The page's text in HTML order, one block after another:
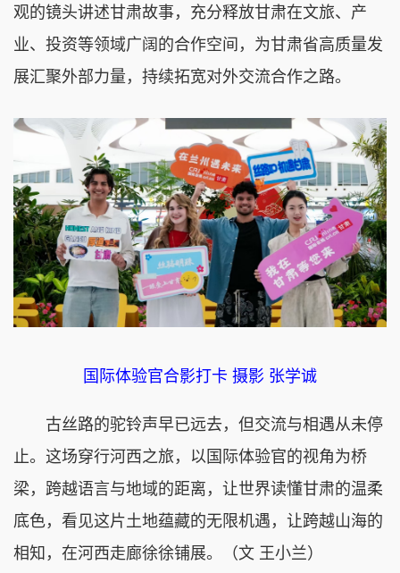
观的镜头讲述甘肃故事，充分释放甘肃在文旅、产
业、投资等领域广阔的合作空间，为甘肃省高质量发
展汇聚外部力量，持续拓宽对外交流合作之路。
国际体验官合影打卡 摄影 张学诚
古丝路的驼铃声早已远去，但交流与相遇从未停
止。这场穿行河西之旅，以国际体验官的视角为桥
梁，跨越语言与地域的距离，让世界读懂甘肃的温柔
底色，看见这片土地蕴藏的无限机遇，让跨越山海的
相知，在河西走廊徐徐铺展。（文 王小兰）